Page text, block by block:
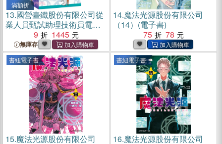
滿額折
13.國營臺鐵股份有限公司從
業人員甄試助理技術員電務/
電力課文版套書（共三冊）
9 1445
無庫存
14.魔法光源股份有限公司
（14）(電子書)
75
78
書紐電子書
15.魔法光源股份有限公司
書紐電子書
16.魔法光源股份有限公司